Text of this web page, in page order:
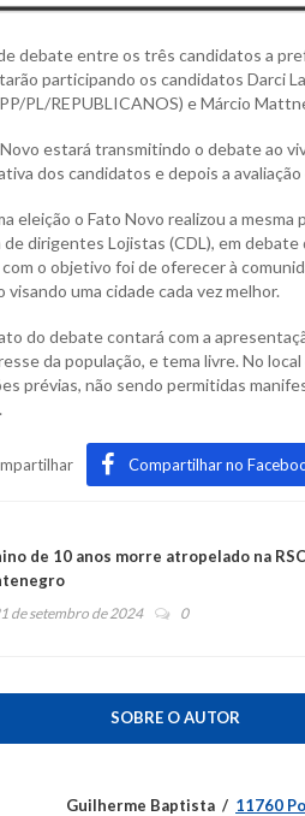
debate entre os três candidatos a
participando os candidatos Darci
PL/REPUBLICANOS) e Márcio
estará transmitindo o debate ao
dos candidatos e depois a
eleição o Fato Novo realizou a
de dirigentes Lojistas (CDL), em
o objetivo foi de oferecer à
uma cidade cada vez melhor.
do debate contará com a
da população, e tema livre. No
prévias, não sendo permitidas
Compartilhar no
de 10 anos morre atropelado na
de setembro de 2024 0
SOBRE O AUTOR
Guilherme Baptista 11760